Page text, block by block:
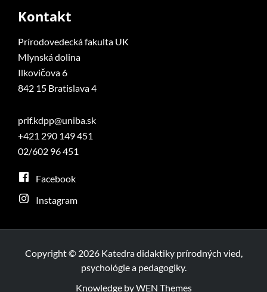
Kontakt
Prírodovedecká fakulta UK
Mlynská dolina
Ilkovičova 6
842 15 Bratislava 4
prif.kdpp@uniba.sk
+421 290 149 451
02/602 96 451
Facebook
Instagram
Copyright © 2026 Katedra didaktiky prírodných vied,
psychológie a pedagogiky.
Knowledge byWEN Themes